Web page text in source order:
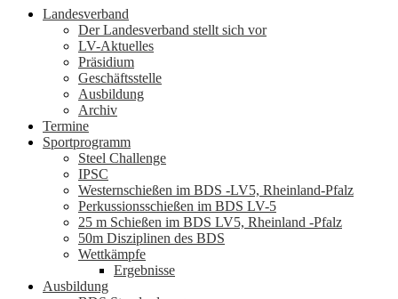
Landesverband
Der Landesverband stellt sich vor
LV-Aktuelles
Präsidium
Geschäftsstelle
Ausbildung
Archiv
Termine
Sportprogramm
Steel Challenge
IPSC
Westernschießen im BDS -LV5, Rheinland-Pfalz
Perkussionsschießen im BDS LV-5
25 m Schießen im BDS LV5, Rheinland -Pfalz
50m Disziplinen des BDS
Wettkämpfe
Ergebnisse
Ausbildung